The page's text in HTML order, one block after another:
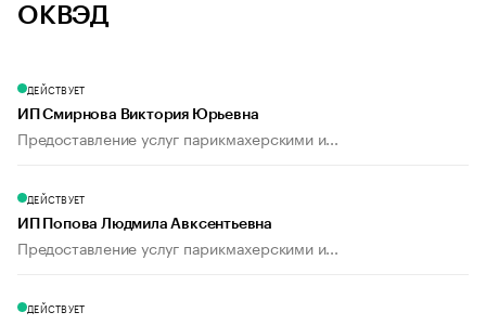
ОКВЭД
ДЕЙСТВУЕТ
ИП Смирнова Виктория Юрьевна
Предоставление услуг парикмахерскими и...
ДЕЙСТВУЕТ
ИП Попова Людмила Авксентьевна
Предоставление услуг парикмахерскими и...
ДЕЙСТВУЕТ